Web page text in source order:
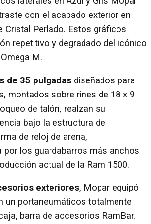
con el acabado exterior en
Cristal Perlado. Estos gráficos
repetitivo y degradado del icónico
M.
de 35 pulgadas diseñados para
montados sobre rines de 18 x 9
de talón, realzan su
bajo la estructura de
de reloj de arena,
por los guardabarros más anchos
actual de la Ram 1500.
exteriores, Mopar equipó
un portaneumáticos totalmente
barra de accesorios RamBar,